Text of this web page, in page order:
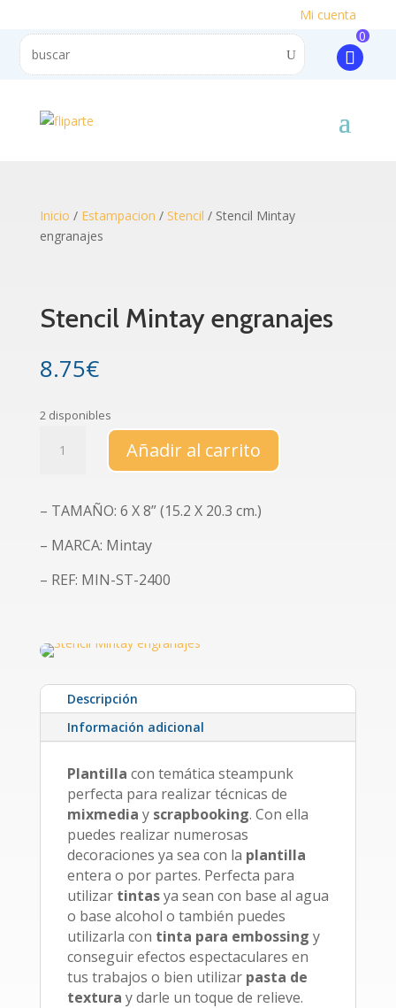
Mi cuenta
0
Inicio / Estampacion / Stencil / Stencil Mintay
engranajes
Stencil Mintay engranajes
8.75€
2 disponibles
Mintay
Añadir al carrito
– TAMAÑO: 6 X 8” (15.2 X 20.3 cm.)
– MARCA: Mintay
– REF: MIN-ST-2400
Descripción
Información adicional
Plantilla con temática steampunk
perfecta para realizar técnicas de
mixmedia y scrapbooking. Con ella
puedes realizar numerosas
decoraciones ya sea con la plantilla
entera o por partes. Perfecta para
utilizar tintasya sean con base al agua
o base alcohol o también puedes
utilizarla con tinta para embossing y
conseguir efectos espectaculares en
tus trabajos o bien utilizar pasta de
textura y darle un toque de relieve.